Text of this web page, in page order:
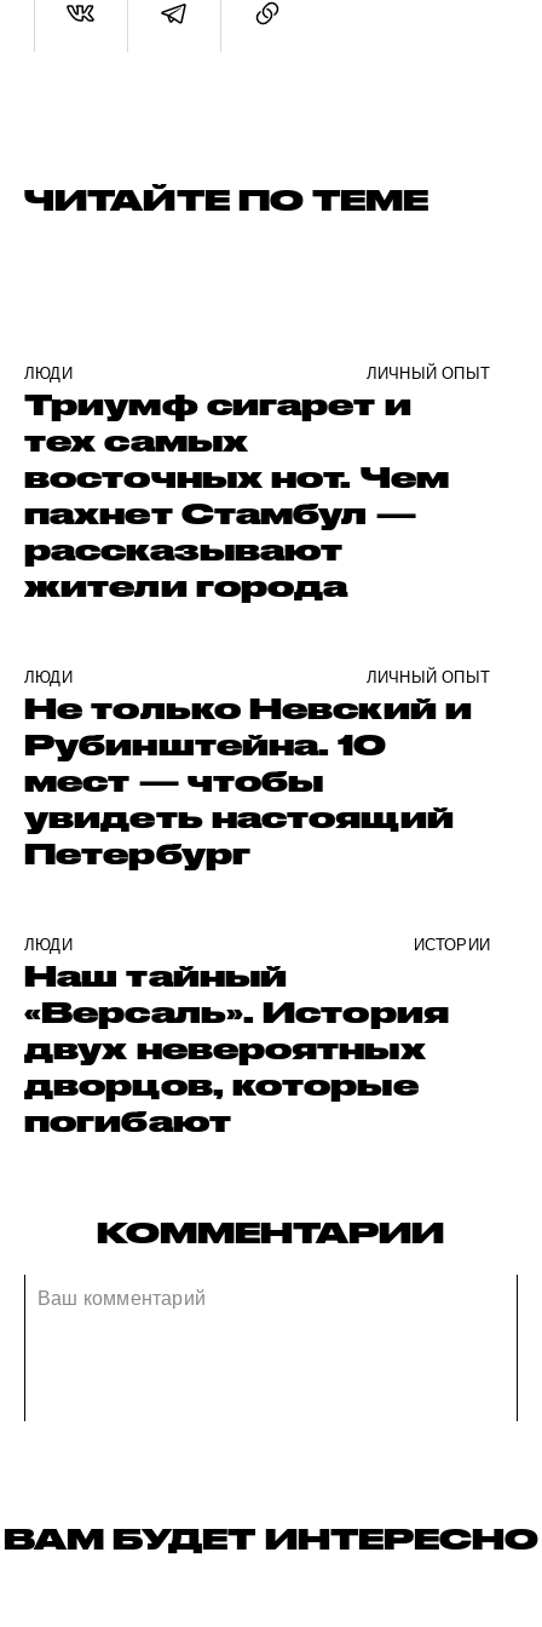
ЧИТАЙТЕ ПО ТЕМЕ
ЛЮДИ ЛИЧНЫЙ ОПЫТ
Триумф сигарет и
тех самых
восточных нот. Чем
пахнет Стамбул —
рассказывают
жители города
ЛЮДИ ЛИЧНЫЙ ОПЫТ
Не только Невский и
Рубинштейна. 10
мест — чтобы
увидеть настоящий
Петербург
ЛЮДИ ИСТОРИИ
Наш тайный
«Версаль». История
двух невероятных
дворцов, которые
погибают
КОММЕНТАРИИ
ВАМ БУДЕТ ИНТЕРЕСНО